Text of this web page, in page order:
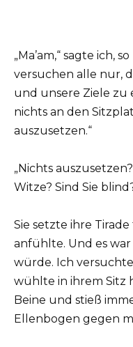
„Ma’am,“ sagte ich,
versuchen alle nur,
und unsere Ziele zu
nichts an den
auszusetzen.“
„Nichts
Witze? Sind Sie
Sie setzte ihre
anfühlte. Und es
würde. Ich
wühlte in ihrem Sitz
Beine und stieß
Ellenbogen gegen